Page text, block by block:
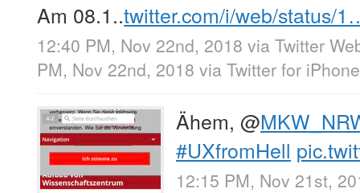
Am 08.1..twitter.com/i/web/status/
12:40 PM, Nov 22nd, 2018 via Twitter
PM, Nov 22nd, 2018 via Twitter for iPhone
Ähem, ⁦ @
#UXfromHell
12:15 PM, Nov 21st,